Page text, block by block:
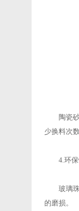
陶瓷砂韧
少换料次
4.环保
玻璃珠
的磨损。